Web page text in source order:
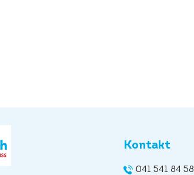
Kontakt
041 541 84 58